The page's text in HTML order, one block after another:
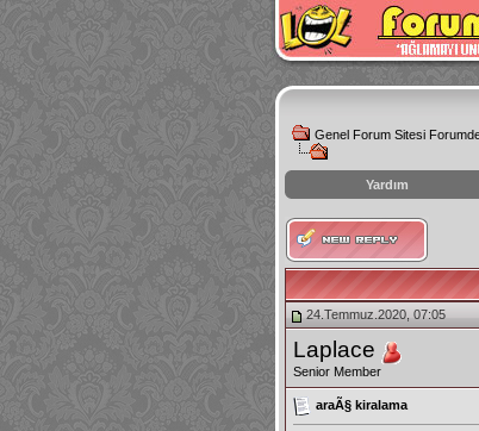
Genel Forum Sitesi
Yardım
instagram
izlenme
hilesi
24.Temmuz.2020, 07:05
Laplace
Senior Member
araÃ§ kiralama